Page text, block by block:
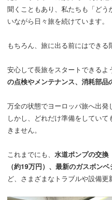
聞くこともあり、私たちも「ど
いながら日々旅を続けています。
もちろん、旅に出る前にはできる
安心して長旅をスタートできるよ
の点検やメンテナンス、消耗部品
万全の状態でヨーロッパ旅へ出発
しかし、どれだけ準備をしてい
きません。
これまでにも、 水道ポンプの交換
（約19万円）、最新のガスボン
ど、さまざまなトラブルや設備更